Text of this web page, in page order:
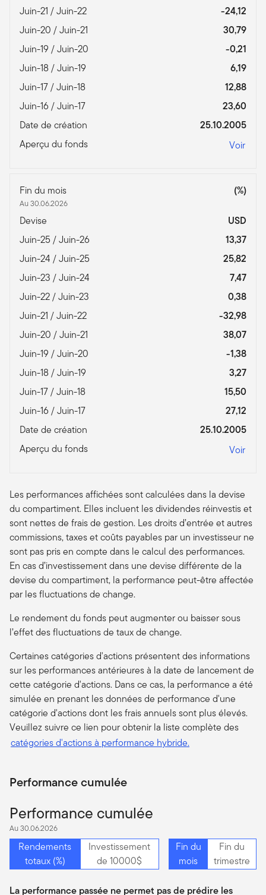
Juin-21 / Juin-22
-24,12
Juin-20 / Juin-21
30,79
Juin-19 / Juin-20
-0,21
Juin-18 / Juin-19
6,19
Juin-17 / Juin-18
12,88
Juin-16 / Juin-17
23,60
Date de création
25.10.2005
Aperçu du fonds
Voir
Fin du mois
Au 30.06.2026
(%)
Devise
USD
Juin-25 / Juin-26
13,37
Juin-24 / Juin-25
25,82
Juin-23 / Juin-24
7,47
Juin-22 / Juin-23
0,38
Juin-21 / Juin-22
-32,98
Juin-20 / Juin-21
38,07
Juin-19 / Juin-20
-1,38
Juin-18 / Juin-19
3,27
Juin-17 / Juin-18
15,50
Juin-16 / Juin-17
27,12
Date de création
25.10.2005
Aperçu du fonds
Voir
Les performances affichées sont calculées dans la devise
du compartiment. Elles incluent les dividendes réinvestis et
sont nettes de frais de gestion. Les droits d’entrée et autres
commissions, taxes et coûts payables par un investisseur ne
sont pas pris en compte dans le calcul des performances.
En cas d’investissement dans une devise différente de la
devise du compartiment, la performance peut-être affectée
par les fluctuations de change.
Le rendement du fonds peut augmenter ou baisser sous
l’effet des fluctuations de taux de change.
Certaines catégories d'actions présentent des informations
sur les performances antérieures à la date de lancement de
cette catégorie d'actions. Dans ce cas, la performance a été
simulée en prenant les données de performance d'une
catégorie d'actions dont les frais annuels sont plus élevés.
Veuillez suivre ce lien pour obtenir la liste complète des
catégories d'actions à performance hybride.
Performance cumulée
Performance cumulée
Au 30.06.2026
Rendements
totaux (%)
Investissement
de 10000$
Fin du
mois
Fin du
trimestre
La performance passée ne permet pas de prédire les